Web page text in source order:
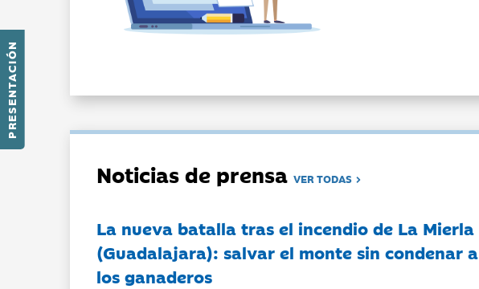
PRESENTACIÓN
Noticias de prensaVER TODAS
La nueva batalla tras el incendio de La Mierla
(Guadalajara): salvar el monte sin condenar a
los ganaderos